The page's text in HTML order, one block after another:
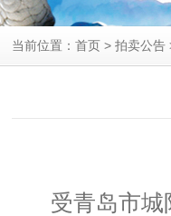
当前位置：首页 > 拍卖公
受青岛市